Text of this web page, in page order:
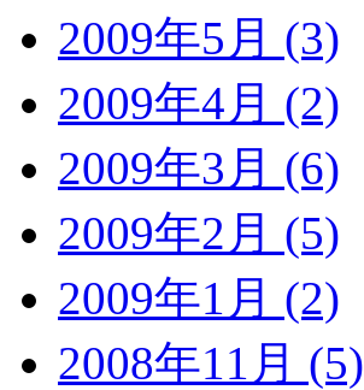
2009年5月 (3)
2009年4月 (2)
2009年3月 (6)
2009年2月 (5)
2009年1月 (2)
2008年11月 (5)